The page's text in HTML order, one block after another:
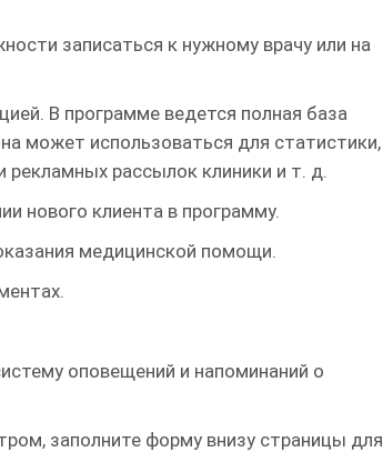
записаться к нужному врачу или на
В программе ведется полная база
может использоваться для статистики,
рекламных рассылок клиники и т. д.
нового клиента в программу.
медицинской помощи.
оповещений и напоминаний о
заполните форму внизу страницы для